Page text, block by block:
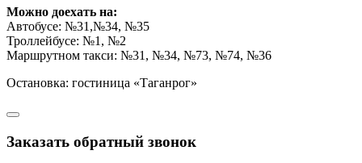
Можно доехать на:
Автобусе: №31,№34, №35
Троллейбусе: №1, №2
Маршрутном такси: №31, №34, №73, №74, №36
Остановка: гостиница «Таганрог»
Заказать обратный звонок